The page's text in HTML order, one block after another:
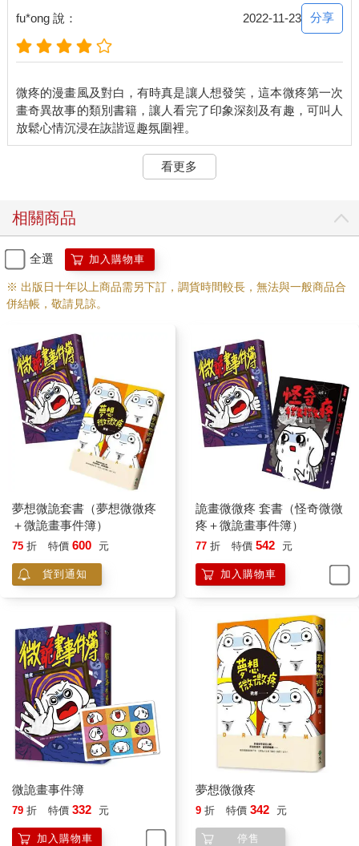
fu*ong 說： 2022-11-23 分享
微疼的漫畫風及對白，有時真是讓人想發笑，這本微疼第一次
畫奇異故事的類別書籍，讓人看完了印象深刻及有趣，可叫人
看更多
相關商品
全選 加入購物車
※ 出版日十年以上商品需另下訂，調貨時間較長，無法與一般商品合
併結帳，敬請見諒。
夢想微詭套書（夢想微微疼
＋微詭畫事件簿）
75 折 特價 600 元
貨到通知
詭畫微微疼 套書（怪奇微微
疼＋微詭畫事件簿）
77 折 特價 542 元
加入購物車
微詭畫事件簿
79 折 特價 332 元
加入購物車
夢想微微疼
9 折 特價 342 元
停售